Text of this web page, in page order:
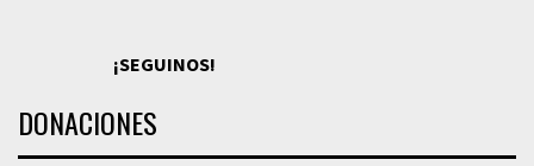
¡SEGUINOS!
DONACIONES